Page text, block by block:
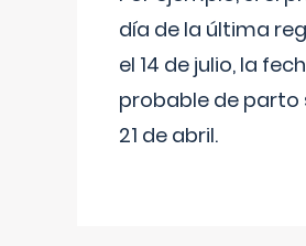
día de la última
el 14 de julio, la
probable de parto
21 de abril.